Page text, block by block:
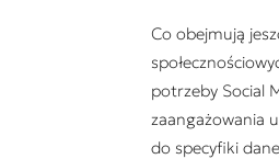
Co obejmują
potrzeby Social
zaangażowania
do specyfiki